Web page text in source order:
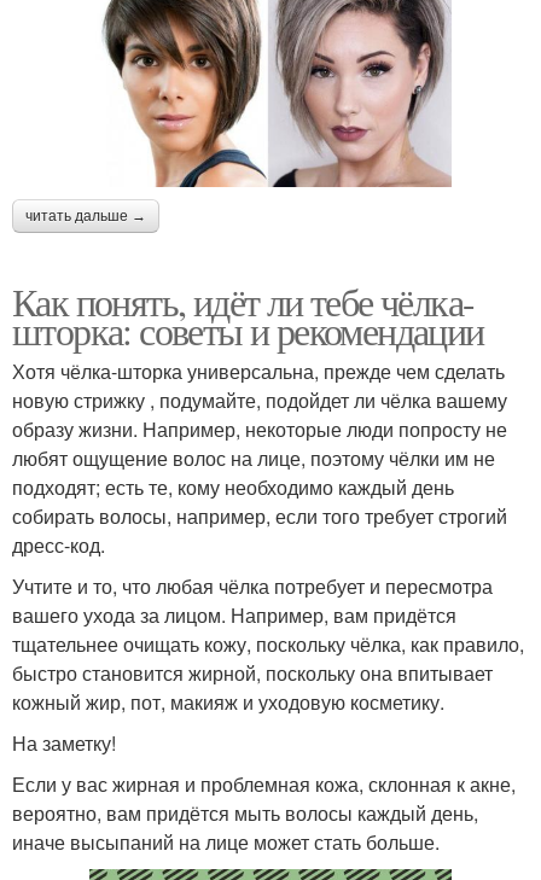
читать дальше →
Как понять, идёт ли тебе чёлка-
шторка: советы и рекомендации
Хотя чёлка-шторка универсальна, прежде чем сделать
новую стрижку , подумайте, подойдет ли чёлка вашему
образу жизни. Например, некоторые люди попросту не
любят ощущение волос на лице, поэтому чёлки им не
подходят; есть те, кому необходимо каждый день
собирать волосы, например, если того требует строгий
дресс-код.
Учтите и то, что любая чёлка потребует и пересмотра
вашего ухода за лицом. Например, вам придётся
тщательнее очищать кожу, поскольку чёлка, как правило,
быстро становится жирной, поскольку она впитывает
кожный жир, пот, макияж и уходовую косметику.
На заметку!
Если у вас жирная и проблемная кожа, склонная к акне,
вероятно, вам придётся мыть волосы каждый день,
иначе высыпаний на лице может стать больше.